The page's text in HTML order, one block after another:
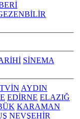
SİNEMA
AYDIN
EDİRNE ELAZIĞ
KARAMAN
NEVŞEHİR